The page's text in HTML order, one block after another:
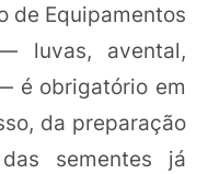
de Equipamentos
luvas, avental,
é obrigatório em
da preparação
sementes já